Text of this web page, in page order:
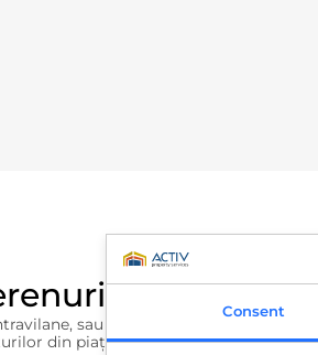
intravilane
sau construibile, este o
din piaţă la momentul evaluării,
Consent